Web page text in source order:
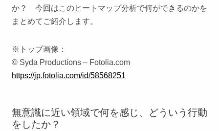
か？ 今回はこのヒートマップ分析で何ができるのかを
まとめてご紹介します。
※トップ画像：
© Syda Productions – Fotolia.com
https://jp.fotolia.com/id/58568251
無意識に近い領域で何を感じ、どういう行動
をしたか？